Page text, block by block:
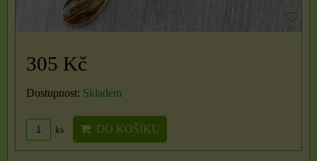
305 Kč
Dostupnost: Skladem
ks DO KOŠÍKU